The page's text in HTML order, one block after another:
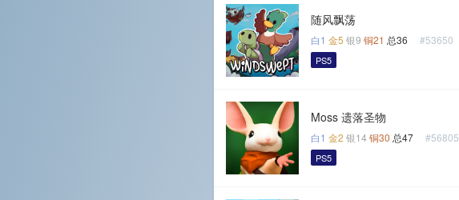
随风飘荡
白1 金5 银9 铜21 总36 #53650
PS5
Moss 遗落圣物
白1 金2 银14 铜30 总47 #56805
PS5